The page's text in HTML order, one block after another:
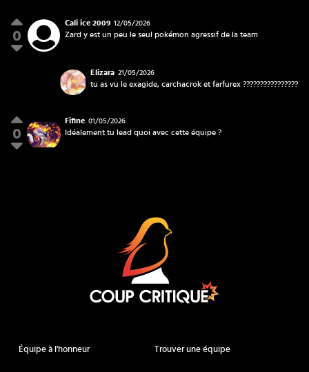
0
Cali ice 2009 12/05/2026
Zard y est un peu le seul pokémon agressif de la team
Elizara 21/05/2026
tu as vu le exagide, carchacrok et farfurex ????????????????
0
Fifine 01/05/2026
Idéalement tu lead quoi avec cette équipe ?
Équipe à l'honneur Trouver une équipe